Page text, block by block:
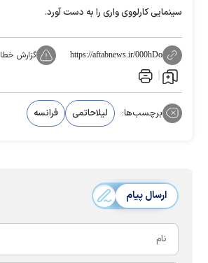
سینمایی کارلووی واری را به دست آورد.
https://aftabnews.ir/000hDo گزارش خطا
برچسب‌ها: لیلاحاتمی فرانسه
ارسال پیام